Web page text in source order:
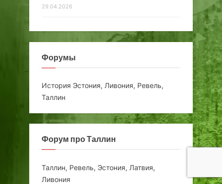
29.04.2026
Форумы
История Эстония, Ливония, Ревель,
Таллин
Форум про Таллин
Таллин, Ревель, Эстония, Латвия,
Ливония